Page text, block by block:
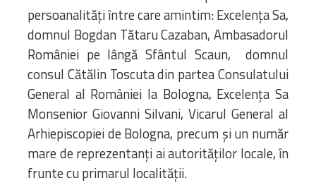
persoanalități între care amintim: Excelența Sa,
domnul Bogdan Tătaru Cazaban, Ambasadorul
României pe lângă Sfântul Scaun, domnul
consul Cătălin Toscuta din partea Consulatului
General al României la Bologna, Excelența Sa
Monsenior Giovanni Silvani, Vicarul General al
Arhiepiscopiei de Bologna, precum și un număr
mare de reprezentanți ai autorităților locale, în
frunte cu primarul localității.